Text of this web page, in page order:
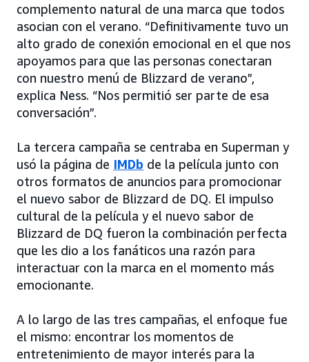
complemento natural de una marca que todos
asocian con el verano. “Definitivamente tuvo un
alto grado de conexión emocional en el que nos
apoyamos para que las personas conectaran
con nuestro menú de Blizzard de verano”,
explica Ness. “Nos permitió ser parte de esa
conversación”.
La tercera campaña se centraba en Superman y
usó la página de IMDb de la película junto con
otros formatos de anuncios para promocionar
el nuevo sabor de Blizzard de DQ. El impulso
cultural de la película y el nuevo sabor de
Blizzard de DQ fueron la combinación perfecta
que les dio a los fanáticos una razón para
interactuar con la marca en el momento más
emocionante.
A lo largo de las tres campañas, el enfoque fue
el mismo: encontrar los momentos de
entretenimiento de mayor interés para la